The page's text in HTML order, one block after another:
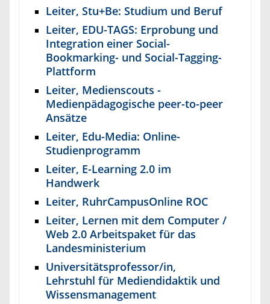
Leiter, Stu+Be: Studium und Beruf
Leiter, EDU-TAGS: Erprobung und
Integration einer Social-
Bookmarking- und Social-Tagging-
Plattform
Leiter, Medienscouts -
Medienpädagogische peer-to-peer
Ansätze
Leiter, Edu-Media: Online-
Studienprogramm
Leiter, E-Learning 2.0 im
Handwerk
Leiter, RuhrCampusOnline ROC
Leiter, Lernen mit dem Computer /
Web 2.0 Arbeitspaket für das
Landesministerium
Universitätsprofessor/in,
Lehrstuhl für Mediendidaktik und
Wissensmanagement